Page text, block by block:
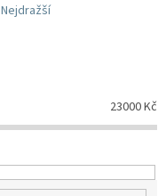
Nejdražší
23000Kč